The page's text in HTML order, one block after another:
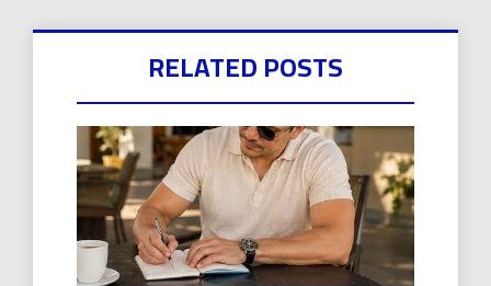
RELATED POSTS